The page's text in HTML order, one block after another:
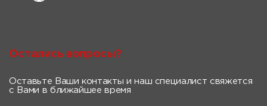
Остались вопросы?
Оставьте Ваши контакты и наш специалист свяжется
с Вами в ближайшее время